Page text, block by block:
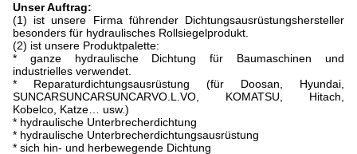
Unser Auftrag:
(1) ist unsere Firma führender Dichtungsausrüstungshersteller
besonders für hydraulisches Rollsiegelprodukt.
(2) ist unsere Produktpalette:
* ganze hydraulische Dichtung für Baumaschinen und
industrielles verwendet.
* Reparaturdichtungsausrüstung (für Doosan, Hyundai,
SUNCARSUNCARSUNCARVO.L.VO, KOMATSU, Hitach,
Kobelco, Katze… usw.)
* hydraulische Unterbrecherdichtung
* hydraulische Unterbrecherdichtungsausrüstung
* sich hin- und herbewegende Dichtung